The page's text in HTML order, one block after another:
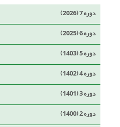
دوره 7 (2026)
دوره 6 (2025)
دوره 5 (1403)
دوره 4 (1402)
دوره 3 (1401)
دوره 2 (1400)